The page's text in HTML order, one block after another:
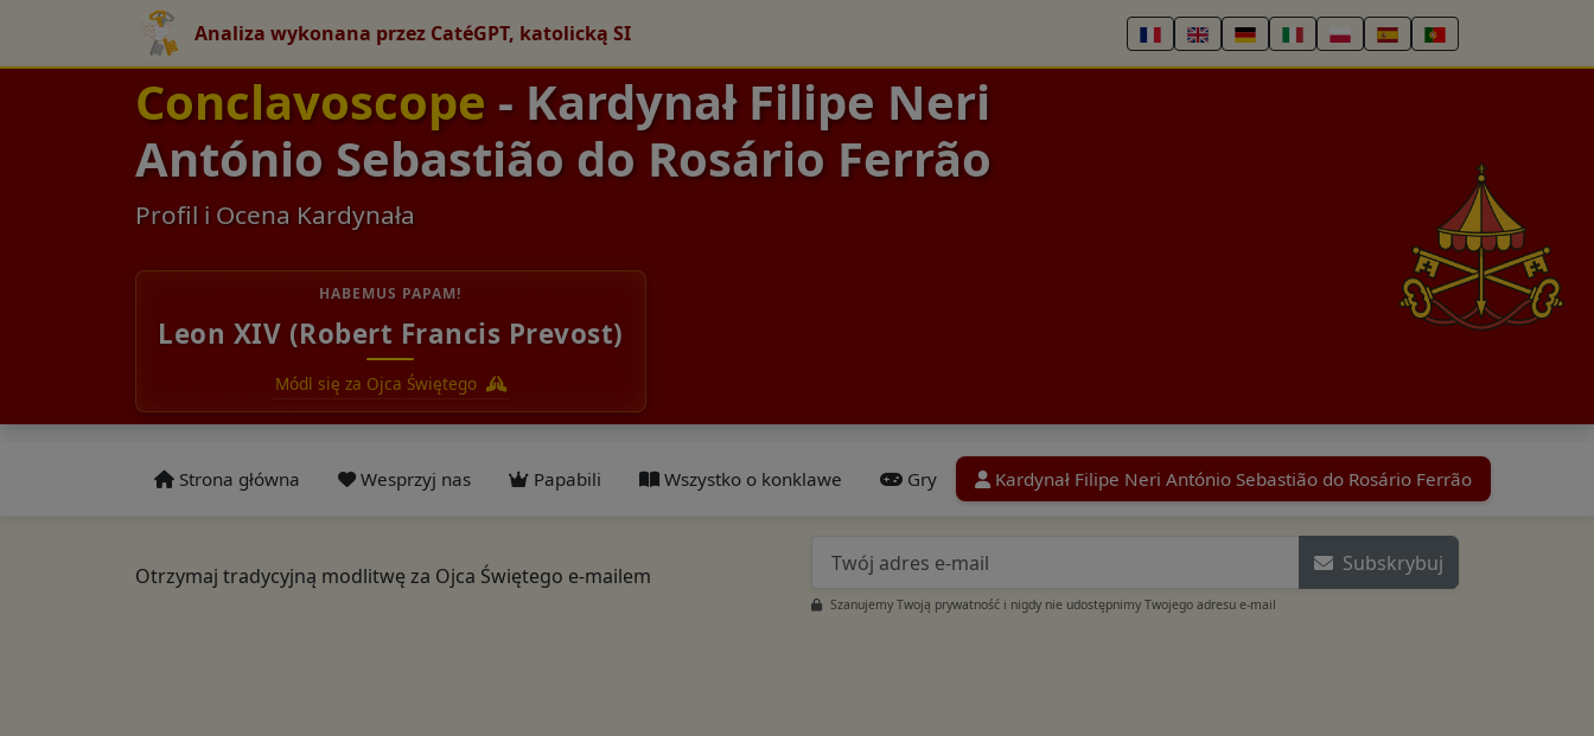
Analiza wykonana przez CatéGPT, katolicką SI
Conclavoscope - Kardynał Filipe Neri
António Sebastião do Rosário Ferrão
Profil i Ocena Kardynała
HABEMUS PAPAM!
Leon XIV (Robert Francis Prevost)
Módl się za Ojca Świętego
Strona główna Wesprzyj nas Papabili Wszystko o konklawe Gry Kardynał Filipe Neri António Sebastião do Rosário Ferrão
Otrzymaj tradycyjną modlitwę za Ojca Świętego e-mailem Subskrybuj
Szanujemy Twoją prywatność i nigdy nie udostępnimy Twojego adresu e-mail